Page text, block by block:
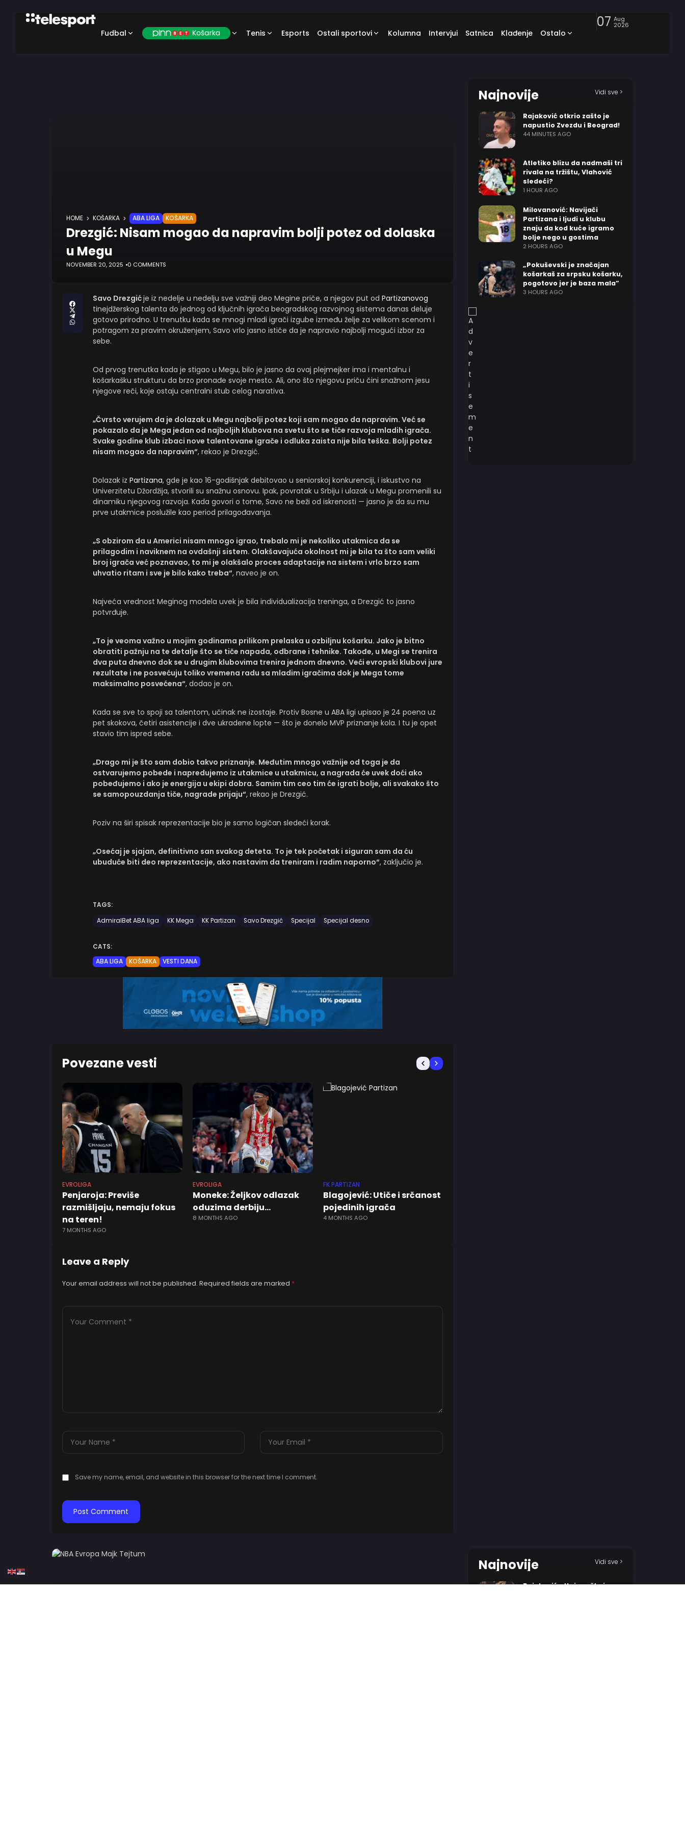
Fudbal Tenis Esports Ostali sportovi Kolumna Intervjui Satnica Klađenje Ostalo
07 Aug
2026
HOME KOŠARKA ABA LIGA KOŠARKA
Drezgić: Nisam mogao da napravim bolji potez od dolaska
u Megu
NOVEMBER 20, 2025 0 COMMENTS
Savo Drezgićje iz nedelje u nedelju sve važniji deo Megine priče, a njegov put od Partizanovog
tinejdžerskog talenta do jednog od ključnih igrača beogradskog razvojnog sistema danas deluje
gotovo prirodno. U trenutku kada se mnogi mladi igrači izgube između želje za velikom scenom i
potragom za pravim okruženjem, Savo vrlo jasno ističe da je napravio najbolji mogući izbor za
sebe.
Od prvog trenutka kada je stigao u Megu, bilo je jasno da ovaj plejmejker ima i mentalnu i
košarkašku strukturu da brzo pronađe svoje mesto. Ali, ono što njegovu priču čini snažnom jesu
njegove reči, koje ostaju centralni stub celog narativa.
„Čvrsto verujem da je dolazak u Megu najbolji potez koji sam mogao da napravim. Već se
pokazalo da je Mega jedan od najboljih klubova na svetu što se tiče razvoja mladih igrača.
Svake godine klub izbaci nove talentovane igrače i odluka zaista nije bila teška. Bolji potez
nisam mogao da napravim“, rekao je Drezgić.
Dolazak iz Partizana, gde je kao 16-godišnjak debitovao u seniorskoj konkurenciji, i iskustvo na
Univerzitetu Džordžija, stvorili su snažnu osnovu. Ipak, povratak u Srbiju i ulazak u Megu promenili su
dinamiku njegovog razvoja. Kada govori o tome, Savo ne beži od iskrenosti — jasno je da su mu
prve utakmice poslužile kao period prilagođavanja.
„S obzirom da u Americi nisam mnogo igrao, trebalo mi je nekoliko utakmica da se
prilagodim i naviknem na ovdašnji sistem. Olakšavajuća okolnost mi je bila ta što sam veliki
broj igrača već poznavao, to mi je olakšalo proces adaptacije na sistem i vrlo brzo sam
uhvatio ritam i sve je bilo kako treba“, naveo je on.
Najveća vrednost Meginog modela uvek je bila individualizacija treninga, a Drezgić to jasno
potvrđuje.
„To je veoma važno u mojim godinama prilikom prelaska u ozbiljnu košarku. Jako je bitno
obratiti pažnju na te detalje što se tiče napada, odbrane i tehnike. Takođe, u Megi se trenira
dva puta dnevno dok se u drugim klubovima trenira jednom dnevno. Veći evropski klubovi jure
rezultate i ne posvećuju toliko vremena radu sa mladim igračima dok je Mega tome
maksimalno posvećena“, dodao je on.
Kada se sve to spoji sa talentom, učinak ne izostaje. Protiv Bosne u ABA ligi upisao je 24 poena uz
pet skokova, četiri asistencije i dve ukradene lopte — što je donelo MVP priznanje kola. I tu je opet
stavio tim ispred sebe.
„Drago mi je što sam dobio takvo priznanje. Međutim mnogo važnije od toga je da
ostvarujemo pobede i napredujemo iz utakmice u utakmicu, a nagrada će uvek doći ako
pobeđujemo i ako je energija u ekipi dobra. Samim tim ceo tim će igrati bolje, ali svakako što
se samopouzdanja tiče, nagrade prijaju“, rekao je Drezgić.
Poziv na širi spisak reprezentacije bio je samo logičan sledeći korak.
„Osećaj je sjajan, definitivno san svakog deteta. To je tek početak i siguran sam da ću
ubuduće biti deo reprezentacije, ako nastavim da treniram i radim naporno“, zaključio je.
TAGS:
AdmiralBet ABA liga
KK Mega KK Partizan Savo Drezgić Specijal Specijal desno
CATS:
ABA LIGA
KOŠARKA VESTI DANA
Povezane vesti
EVROLIGA
Penjaroja: Previše
razmišljaju, nemaju fokus
na teren!
7 MONTHS AGO
EVROLIGA
Moneke: Željkov odlazak
oduzima derbiju…
8 MONTHS AGO
FK PARTIZAN
Blagojević: Utiče i srčanost
pojedinih igrača
4 MONTHS AGO
Leave a Reply
Your email address will not be published. Required fields are marked *
Save my name, email, and website in this browser for the next time I comment.
Najnovije Vidi sve >
Rajaković otkrio zašto je
napustio Zvezdu i Beograd!
44 MINUTES AGO
Atletiko blizu da nadmaši tri
rivala na tržištu, Vlahović
sledeći?
1 HOUR AGO
Milovanović: Navijači
Partizana i ljudi u klubu
znaju da kod kuće igramo
bolje nego u gostima
2 HOURS AGO
„Pokuševski je značajan
košarkaš za srpsku košarku,
pogotovo jer je baza mala”
3 HOURS AGO
Najnovije Vidi sve >
Rajaković otkrio zašto je